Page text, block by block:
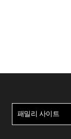
패밀리 사이트